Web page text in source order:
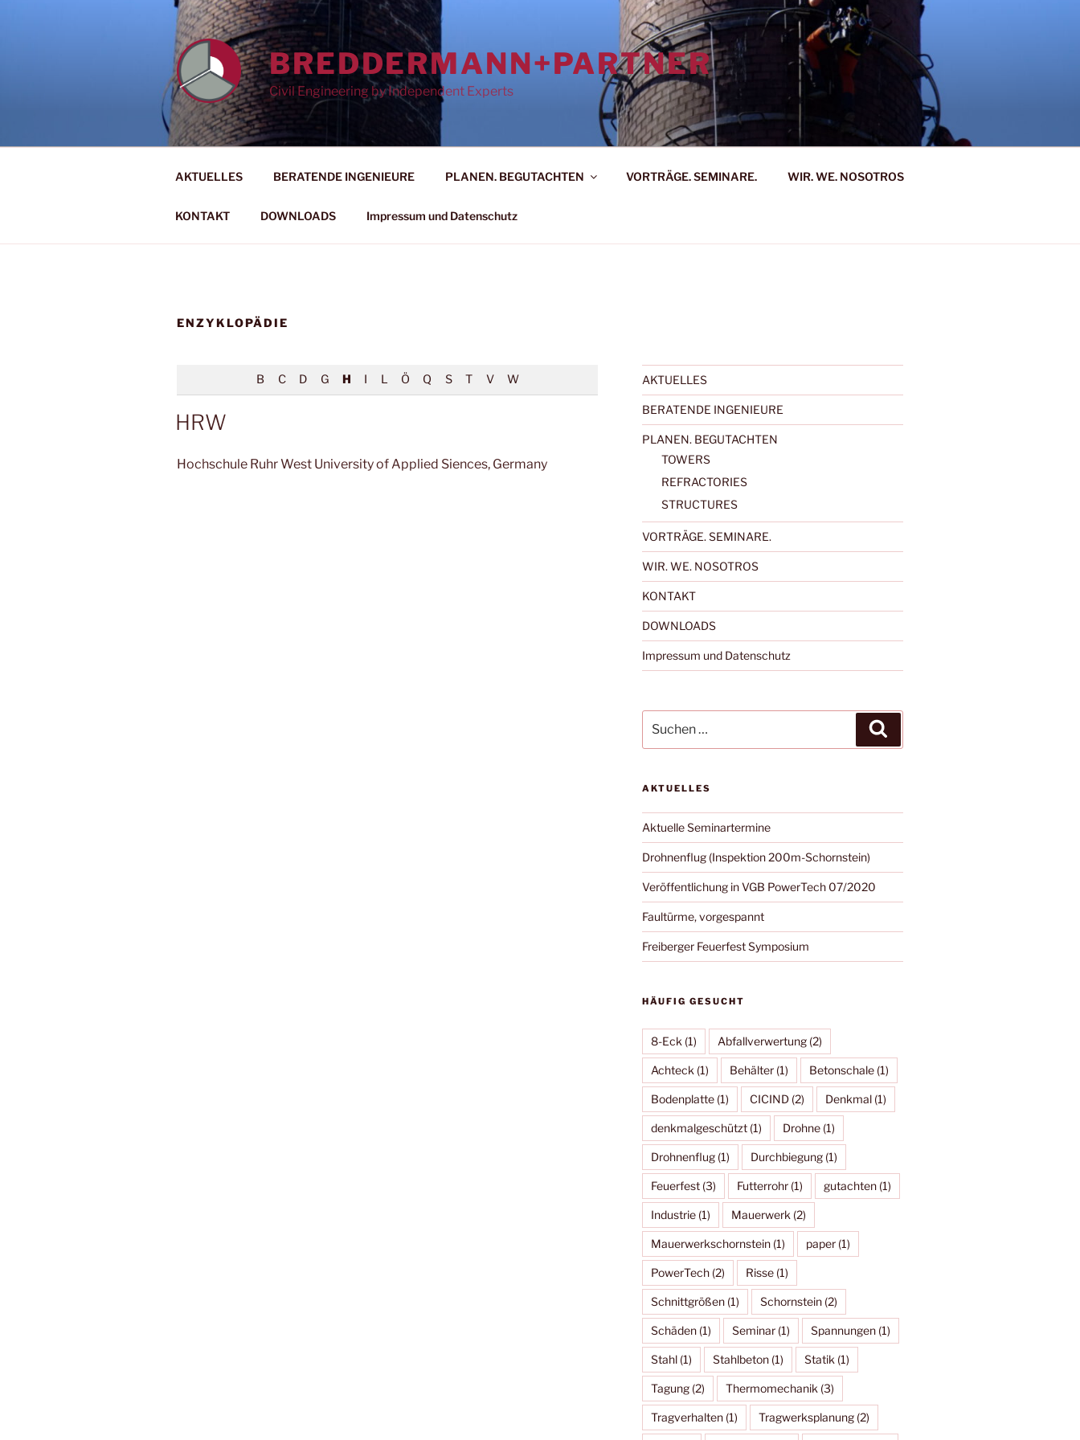
BREDDERMANN+PARTNER
Civil Engineering by Independent Experts
AKTUELLES BERATENDE INGENIEURE PLANEN. BEGUTACHTEN VORTRÄGE. SEMINARE. WIR. WE. NOSOTROS
KONTAKT DOWNLOADS Impressum und Datenschutz
ENZYKLOPÄDIE
B C D G H I L Ö Q S T V W
HRW
Hochschule Ruhr West University of Applied Siences, Germany
AKTUELLES
BERATENDE INGENIEURE
PLANEN. BEGUTACHTEN
TOWERS
REFRACTORIES
STRUCTURES
VORTRÄGE. SEMINARE.
WIR. WE. NOSOTROS
KONTAKT
DOWNLOADS
Impressum und Datenschutz
nach:
AKTUELLES
Aktuelle Seminartermine
Drohnenflug (Inspektion 200m-Schornstein)
Veröffentlichung in VGB PowerTech 07/2020
Faultürme, vorgespannt
Freiberger Feuerfest Symposium
HÄUFIG GESUCHT
8-Eck (1) Abfallverwertung(2)
Achteck (1) Behälter(1) Betonschale(1)
Bodenplatte(1) CICIND(2) Denkmal(1)
denkmalgeschützt(1) Drohne(1)
Drohnenflug(1) Durchbiegung(1)
Feuerfest(3) Futterrohr(1) gutachten(1)
Industrie(1) Mauerwerk (2)
Mauerwerkschornstein(1) paper(1)
PowerTech(2) Risse(1)
Schnittgrößen(1) Schornstein(2)
Schäden(1) Seminar(1) Spannungen(1)
Stahl(1) Stahlbeton(1) Statik (1)
Tagung(2) Thermomechanik (3)
Tragverhalten(1) Tragwerksplanung(2)